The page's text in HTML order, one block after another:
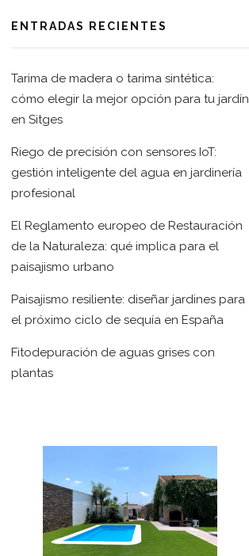
ENTRADAS RECIENTES
Tarima de madera o tarima sintética:
cómo elegir la mejor opción para tu jardín
en Sitges
Riego de precisión con sensores IoT:
gestión inteligente del agua en jardinería
profesional
El Reglamento europeo de Restauración
de la Naturaleza: qué implica para el
paisajismo urbano
Paisajismo resiliente: diseñar jardines para
el próximo ciclo de sequía en España
Fitodepuración de aguas grises con
plantas